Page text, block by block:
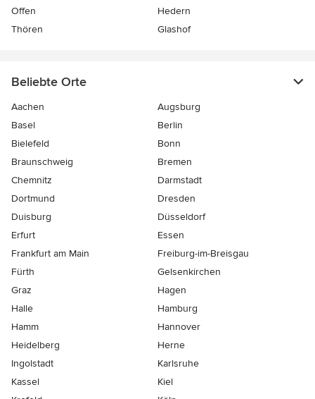
Offen
Hedern
Thören
Glashof
Beliebte Orte
Aachen
Augsburg
Basel
Berlin
Bielefeld
Bonn
Braunschweig
Bremen
Chemnitz
Darmstadt
Dortmund
Dresden
Duisburg
Düsseldorf
Erfurt
Essen
Frankfurt am Main
Freiburg-im-Breisgau
Fürth
Gelsenkirchen
Graz
Hagen
Halle
Hamburg
Hamm
Hannover
Heidelberg
Herne
Ingolstadt
Karlsruhe
Kassel
Kiel